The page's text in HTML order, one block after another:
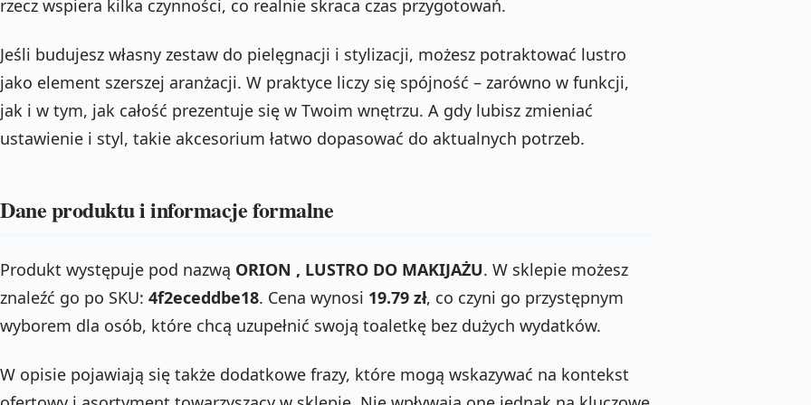
rzecz wspiera kilka czynności, co realnie skraca czas przygotowań.
Jeśli budujesz własny zestaw do pielęgnacji i stylizacji, możesz potraktować lustro
jako element szerszej aranżacji. W praktyce liczy się spójność – zarówno w funkcji,
jak i w tym, jak całość prezentuje się w Twoim wnętrzu. A gdy lubisz zmieniać
ustawienie i styl, takie akcesorium łatwo dopasować do aktualnych potrzeb.
Dane produktu i informacje formalne
Produkt występuje pod nazwą ORION , LUSTRO DO MAKIJAŻU. W sklepie możesz
znaleźć go po SKU: 4f2eceddbe18. Cena wynosi 19.79 zł, co czyni go przystępnym
wyborem dla osób, które chcą uzupełnić swoją toaletkę bez dużych wydatków.
W opisie pojawiają się także dodatkowe frazy, które mogą wskazywać na kontekst